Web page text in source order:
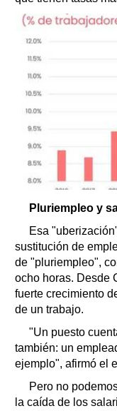
Pluriempleo y
Esa
sustitución de
de "pluriempleo",
ocho horas. Desde
fuerte crecimiento
de un trabajo.
"Un puesto
también: un
ejemplo", afirmó el
Pero no
la caída de los